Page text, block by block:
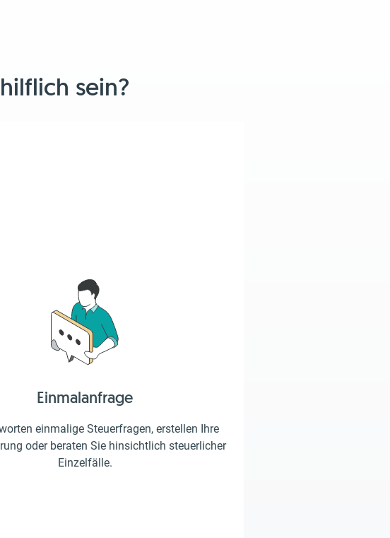
sein?
Einmalanfrage
einmalige Steuerfragen, erstellen Ihre
oder beraten Sie hinsichtlich steuerlicher
Einzelfälle.